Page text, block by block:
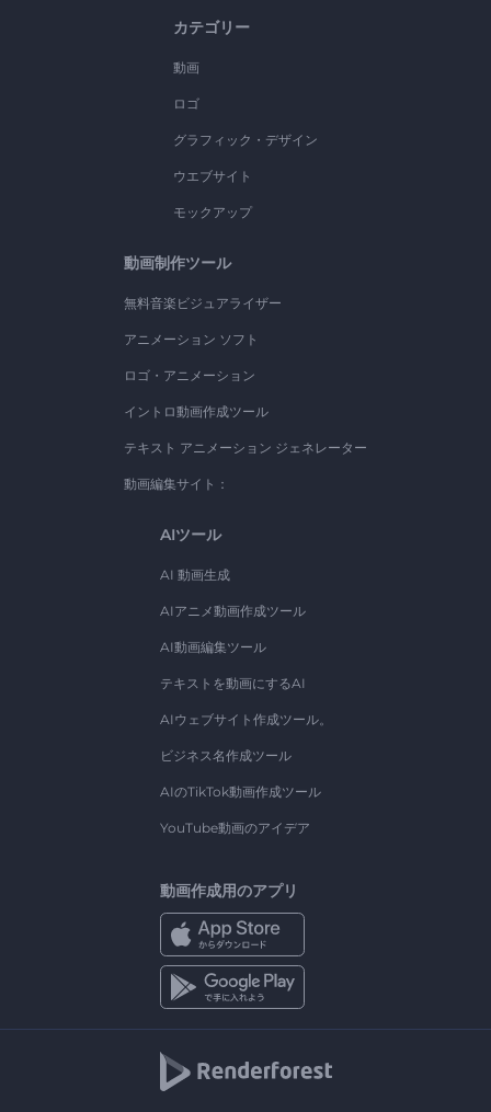
カテゴリー
動画
ロゴ
グラフィック・デザイン
ウエブサイト
モックアップ
動画制作ツール
無料音楽ビジュアライザー
アニメーション ソフト
ロゴ・アニメーション
イントロ動画作成ツール
テキスト アニメーション ジェネレーター
動画編集サイト：
AIツール
AI 動画生成
AIアニメ動画作成ツール
AI動画編集ツール
テキストを動画にするAI
AIウェブサイト作成ツール。
ビジネス名作成ツール
AIのTikTok動画作成ツール
YouTube動画のアイデア
動画作成用のアプリ